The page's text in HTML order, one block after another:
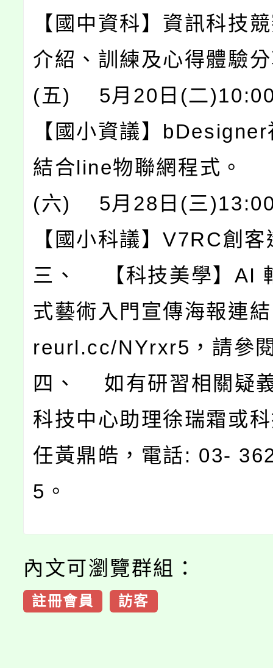
【國中資科】資訊科技
介紹、訓練及心得體驗
(五) 5月20日(二
【國小資議】
結合line物聯網程式。
(六) 5月28日(三
【國小科議】V7RC創
三、 【科技美學】AI
式藝術入門宣傳海報連
reurl.cc/NYrxr5，請參
四、 如有研習相關疑
科技中心助理徐瑞霜或
任黃鼎皓，電話: 03-
5。
內文可瀏覽群組：
註冊會員 訪客